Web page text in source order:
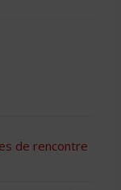
de rencontre